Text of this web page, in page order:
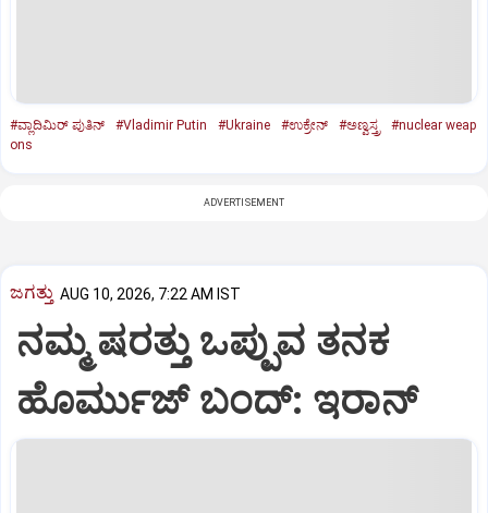
#ವ್ಲಾದಿಮಿರ್‌ ಪುತಿನ್‌ #Vladimir Putin #Ukraine #ಉಕ್ರೇನ್‌ #ಅಣ್ವಸ್ತ್ರ
#nuclear weap
ons
ADVERTISEMENT
ಜಗತ್ತು AUG 10, 2026, 7:22 AM IST
ನಮ್ಮ ಷರತ್ತು ಒಪ್ಪುವ ತನಕ
ಹೊರ್ಮುಜ್‌ ಬಂದ್‌: ಇರಾನ್‌